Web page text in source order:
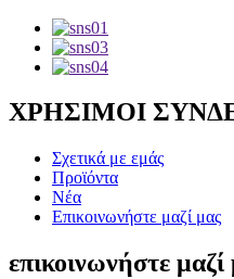
ΧΡΗΣΙΜΟΙ
Σχετικά με εμάς
Προϊόντα
Νέα
Επικοινωνήστε μαζί μας
επικοινωνήστε μαζί